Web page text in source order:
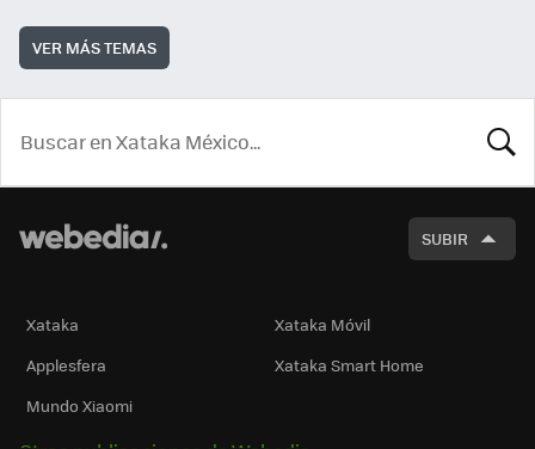
VER MÁS TEMAS
SUBIR
Xataka
Xataka Móvil
Applesfera
Xataka Smart Home
Mundo Xiaomi